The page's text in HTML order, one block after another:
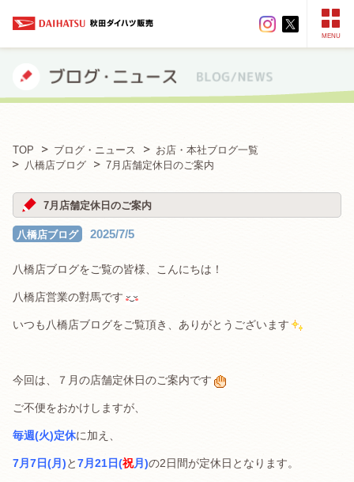
MENU
TOP ブログ・ニュース
お店・本社ブログ一覧
八橋店ブログ
7月店舗定休日のご案内
7月店舗定休日のご案内
八橋店ブログ 2025/7/5
八橋店ブログをご覧の皆様、こんにちは！
八橋店営業の對馬です
いつも八橋店ブログをご覧頂き、ありがとうございます
今回は、７月の店舗定休日のご案内です
ご不便をおかけしますが、
毎週(火)定休に加え、
7月7日(月)と7月21日(祝月)の2日間が定休日となります。